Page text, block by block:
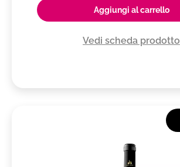
Aggiungi al carrello
Vedi scheda prodotto